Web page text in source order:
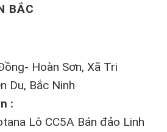
BẮC
Hoàn Sơn, Xã Tri
Du, Bắc Ninh
:
Lô CC5A Bán đảo Linh